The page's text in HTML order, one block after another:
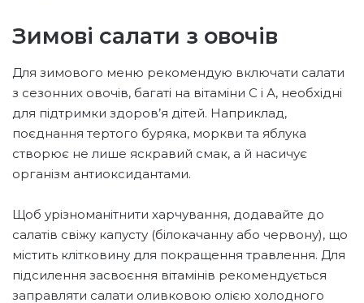
Зимові салати з овочів
Для зимового меню рекомендую включати салати
з сезонних овочів, багаті на вітаміни С і А, необхідні
для підтримки здоров’я дітей. Наприклад,
поєднання тертого буряка, моркви та яблука
створює не лише яскравий смак, а й насичує
організм антиоксидантами.
Щоб урізноманітнити харчування, додавайте до
салатів свіжу капусту (білокачанну або червону), що
містить клітковину для покращення травлення. Для
підсилення засвоєння вітамінів рекомендується
заправляти салати оливковою олією холодного